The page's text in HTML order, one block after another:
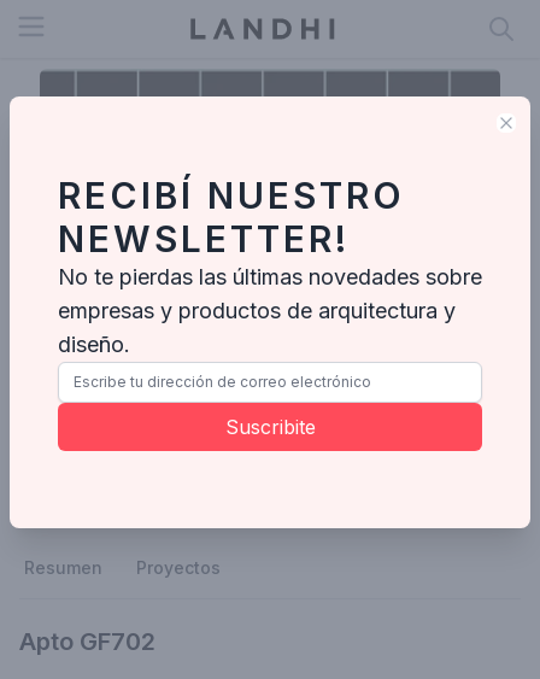
Open menu
Camila Vedolin Arquitetura
Enviar mensaje
Resumen Proyectos
Apto GF702
RECIBÍ NUESTRO
NEWSLETTER!
No te pierdas las últimas novedades sobre
empresas y productos de arquitectura y
diseño.
Suscribite